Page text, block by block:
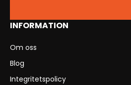
INFORMATION
Om oss
Blog
Integritetspolicy